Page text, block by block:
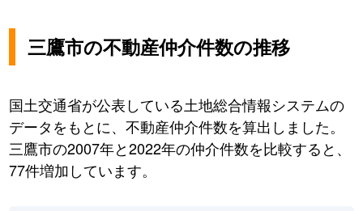
三鷹市の不動産仲介件数の推移
国土交通省が公表している土地総合情報システムの
データをもとに、不動産仲介件数を算出しました。
三鷹市の2007年と2022年の仲介件数を比較すると、
77件増加しています。